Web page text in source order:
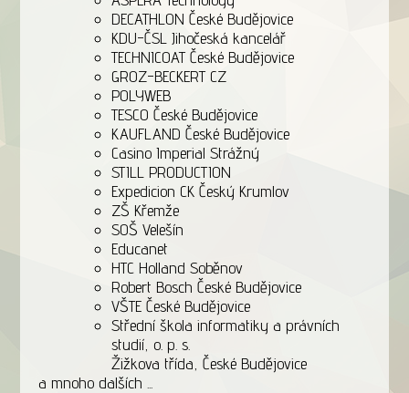
DECATHLON České Budějovice
KDU-ČSL Jihočeská kancelář
TECHNICOAT České Budějovice
GROZ-BECKERT CZ
POLYWEB
TESCO České Budějovice
KAUFLAND České Budějovice
Casino Imperial Strážný
STILL PRODUCTION
Expedicion CK Český Krumlov
ZŠ Křemže
SOŠ Velešín
Educanet
HTC Holland Soběnov
Robert Bosch České Budějovice
VŠTE České Budějovice
Střední škola informatiky a právních
studií, o. p. s.
Žižkova třída, České Budějovice
a mnoho dalších ...